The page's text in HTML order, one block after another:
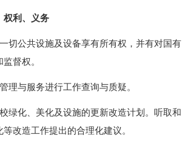
权利、义务
公共设施及设备享有所有权，并有对国有
督权。
与服务进行工作查询与质疑。
化、美化及设施的更新改造计划。听取和
改造工作提出的合理化建议。